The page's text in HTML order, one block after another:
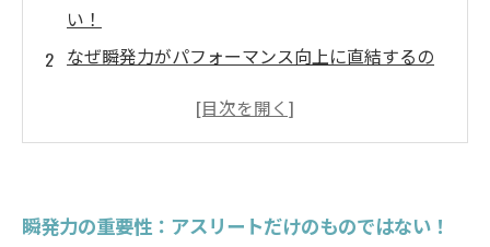
い！
なぜ瞬発力がパフォーマンス向上に直結するの
具体的な瞬発力トレーニング法とは？
ント
瞬発力の重要性：アスリートだけのものではない！